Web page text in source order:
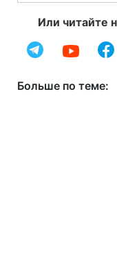
Или читайте
Больше по теме: